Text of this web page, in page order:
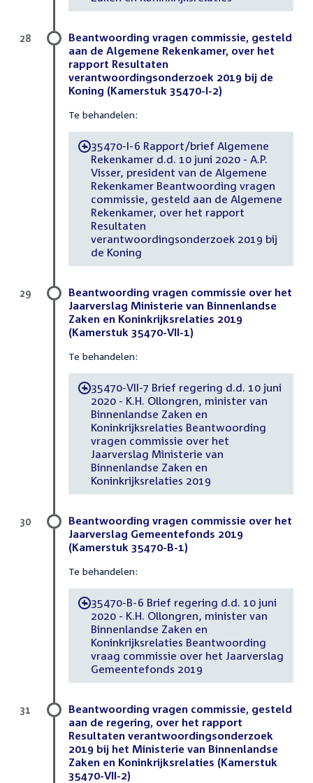
Beantwoording vragen commissie, gesteld
aan de Algemene Rekenkamer, over het
rapport Resultaten
verantwoordingsonderzoek 2019 bij de
Koning (Kamerstuk 35470-I-2)
Te behandelen:
-35470-I-6 Rapport/brief Algemene
Rekenkamer d.d. 10 juni 2020 - A.P.
Visser, president van de Algemene
Rekenkamer Beantwoording vragen
commissie, gesteld aan de Algemene
Rekenkamer, over het rapport
Resultaten
verantwoordingsonderzoek 2019 bij
de Koning
28
Beantwoording vragen commissie over het
Jaarverslag Ministerie van Binnenlandse
Zaken en Koninkrijksrelaties 2019
(Kamerstuk 35470-VII-1)
Te behandelen:
-35470-VII-7 Brief regering d.d. 10 juni
2020 - K.H. Ollongren, minister van
Binnenlandse Zaken en
Koninkrijksrelaties Beantwoording
vragen commissie over het
Jaarverslag Ministerie van
Binnenlandse Zaken en
Koninkrijksrelaties 2019
29
Beantwoording vragen commissie over het
Jaarverslag Gemeentefonds 2019
(Kamerstuk 35470-B-1)
Te behandelen:
-35470-B-6 Brief regering d.d. 10 juni
2020 - K.H. Ollongren, minister van
Binnenlandse Zaken en
Koninkrijksrelaties Beantwoording
vraag commissie over het Jaarverslag
Gemeentefonds 2019
30
Beantwoording vragen commissie, gesteld
aan de regering, over het rapport
Resultaten verantwoordingsonderzoek
2019 bij het Ministerie van Binnenlandse
Zaken en Koninkrijksrelaties (Kamerstuk
35470-VII-2)
31